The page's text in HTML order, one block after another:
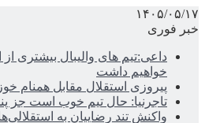
۱۴۰۵/۰۵/۱۷
خبر فوری
داعی:تیم های والیبال بیشتری
خواهیم داشت
پیروزی استقلال مقابل همنام
تاجرنیا: حال تیم خوب است جز
واکنش تند رضاییان به